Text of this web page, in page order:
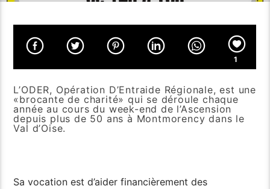
1
L’ODER, Opération D’Entraide Régionale, est une
«brocante de charité» qui se déroule chaque
année au cours du week-end de l’Ascension
depuis plus de 50 ans à Montmorency dans le
Val d’Oise.
Sa vocation est d’aider financièrement des